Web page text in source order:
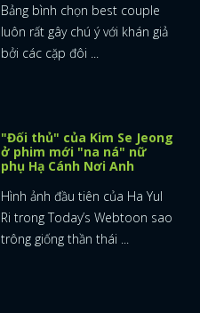
Bảng bình chọn best couple
luôn rất gây chú ý với khán giả
bởi các cặp đôi ...
"Đối thủ" của Kim Se Jeong
ở phim mới "na ná" nữ
phụ Hạ Cánh Nơi Anh
Hình ảnh đầu tiên của Ha Yul
Ri trong Today’s Webtoon sao
trông giống thần thái ...